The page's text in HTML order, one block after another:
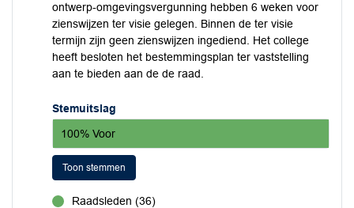
ontwerp-omgevingsvergunning hebben 6 weken voor
zienswijzen ter visie gelegen. Binnen de ter visie
termijn zijn geen zienswijzen ingediend. Het college
heeft besloten het bestemmingsplan ter vaststelling
aan te bieden aan de de raad.
Stemuitslag
100% Voor
Toon stemmen
Raadsleden (36)